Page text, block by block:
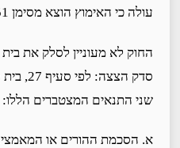
עולה כי האימוץ הוצא מסימן 51 והועבר לחוק האימוץ.
החוק לא מעוניין לסלק את בית
סדק הצצה:
שני התנאים המצטברים הללו:
א. הסכמת ההורים או המאמצים